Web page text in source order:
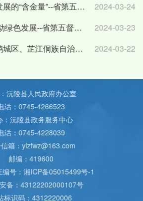
2024-03-24
持续提升高质量发展的“含金量”--省第五督察组在靖州县开展下沉督察（怀化市配合第二轮省生态环...
2024-03-23
守牢生态底线 推动绿色发展--省第五督察组赴洪江市、洪江区开展下沉督察（怀化市配合第二轮省生态...
2024-03-22
省第五督察组在鹤城区、芷江侗族自治县开展下沉督察（怀化市配合第二轮省生态环境保护督察工作简...
沅陵县人民政府办公室
话：0745-4266523
：沅陵县政务服务中心
话：0745-4228039
箱：ylzfwz@163.com
邮编：419600
号： 湘ICP备05015499号-1
备： 43122202000107号
标识码：4312220006